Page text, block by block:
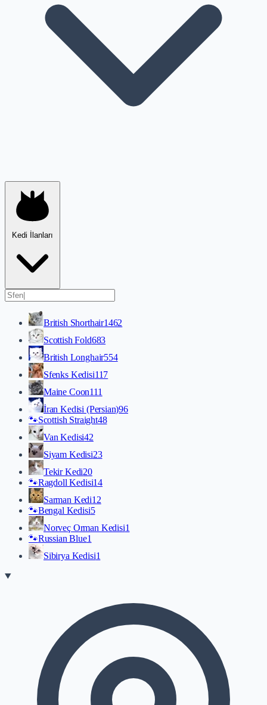
Kedi İlanları
British Shorthair1462
Scottish Fold683
British Longhair554
Sfenks Kedisi117
Maine Coon111
İran Kedisi (Persian)96
🐾Scottish Straight48
Van Kedisi42
Siyam Kedisi23
Tekir Kedi20
🐾Ragdoll Kedisi14
Sarman Kedi12
🐾Bengal Kedisi5
Norveç Orman Kedisi1
🐾Russian Blue1
Sibirya Kedisi1